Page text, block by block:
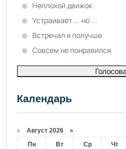
Неплохой движок
Устраивает ... но ...
Встречал и получше
Совсем не понравился
Календарь
« Август 2026 »
Пн
Вт Ср Чт